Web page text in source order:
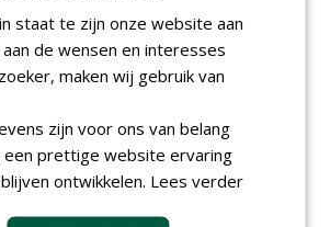
Golfbaan KralingenOosthoek
groepRotterdam
30-07-2026
Meewerkend Voorman
Werkorganisatie BUCH
09-07-2026, Castricum en Uitgeest
Hoofd Greenkeeper bij
golfbaan De Woeste Kop
09-07-2026, Axel
staat te zijn onze website aan
de wensen en interesses
maken wij gebruik van
zijn voor ons van belang
een prettige website ervaring
ontwikkelen. Lees verder